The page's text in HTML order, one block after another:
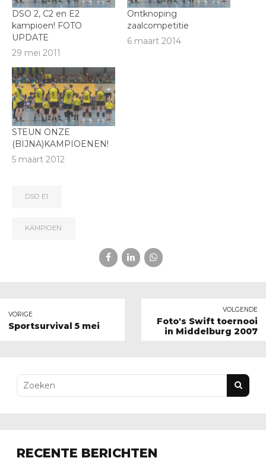
DSO 2, C2 en E2
kampioen! FOTO
UPDATE
29 mei 2011
Ontknoping
zaalcompetitie
6 maart 2014
STEUN ONZE
(BIJNA)KAMPIOENEN!
5 maart 2012
DSO E1
KAMPIOEN
VORIGE
Sportsurvival 5 mei
VOLGENDE
Foto's Swift toernooi
in Middelburg 2007
RECENTE BERICHTEN